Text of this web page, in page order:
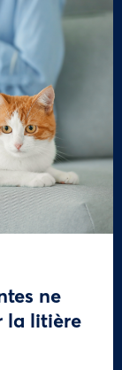
ne
la litière